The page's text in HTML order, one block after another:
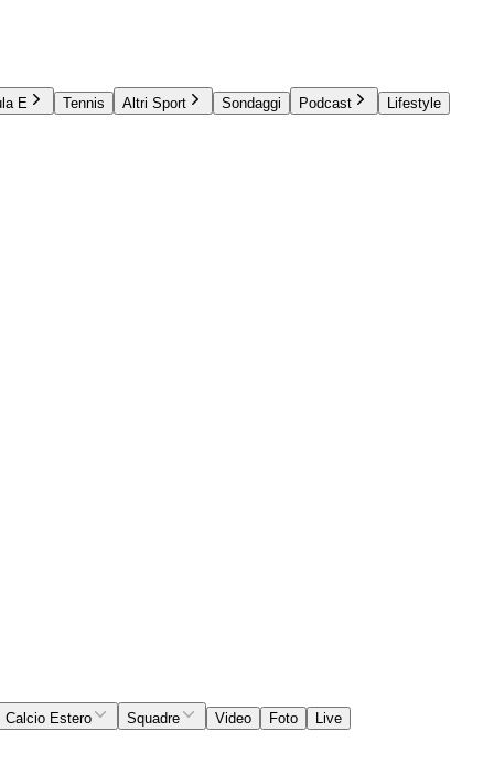
E Tennis Altri Sport Sondaggi Podcast
Lifestyle
Calcio Estero Squadre Video Foto
Live